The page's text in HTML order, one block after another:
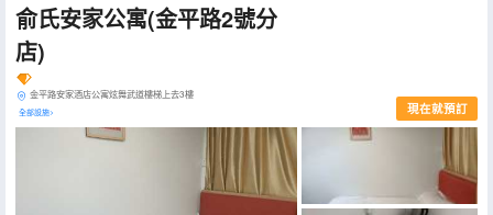
俞氏安家公寓(金平路2號分
店)
金平路安家酒店公寓炫舞武道樓梯上去3樓
全部設施> 現在就預訂